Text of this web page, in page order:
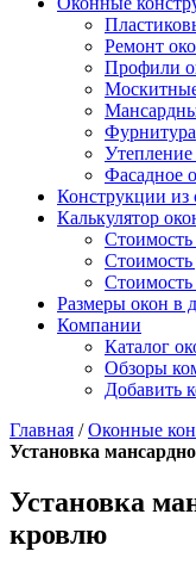
Ремонт
Профили
Фурнитура
Утепление
Фасадное
Конструкции из
Калькулятор
Стоимость
Размеры окон в
Компании
Каталог
Обзоры
Добавить
Главная /Оконные
Установка
Установка
кровлю